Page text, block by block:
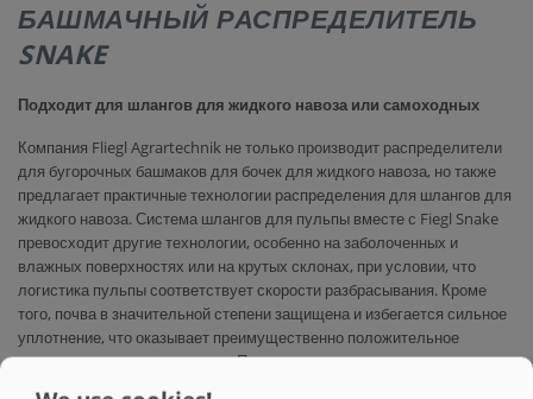
БАШМАЧНЫЙ РАСПРЕДЕЛИТЕЛЬ
SNAKE
Подходит для шлангов для жидкого навоза или самоходных
Компания Fliegl Agrartechnik не только производит распределители
для бугорочных башмаков для бочек для жидкого навоза, но также
предлагает практичные технологии распределения для шлангов для
жидкого навоза. Система шлангов для пульпы вместе с Fiegl Snake
превосходит другие технологии, особенно на заболоченных и
влажных поверхностях или на крутых склонах, при условии, что
логистика пульпы соответствует скорости разбрасывания. Кроме
того, почва в значительной степени защищена и избегается сильное
уплотнение, что оказывает преимущественно положительное
влияние на развитие доходов. Помимо использования в технологии